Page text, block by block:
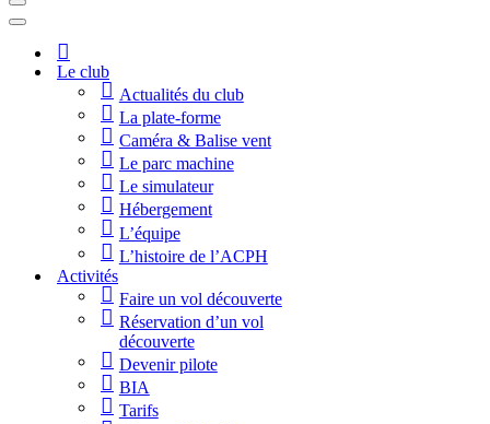
Menu
de
navigation
Menu
navigationAccueil
Le club
Actualités du club
La plate-forme
Caméra & Balise vent
Le parc machine
Le simulateur
Hébergement
L’équipe
L’histoire de l’ACPH
Activités
Faire un vol découverte
Réservation d’un vol
découverte
Devenir pilote
BIA
Tarifs